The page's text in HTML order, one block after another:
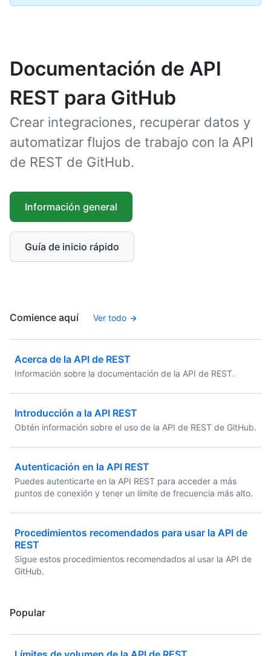
Documentación de API
REST para GitHub
Crear integraciones, recuperar datos y
automatizar flujos de trabajo con la API
de REST de GitHub.
Información general
Guía de inicio rápido
Comience aquí Ver todo
Acerca de la API de REST
Información sobre la documentación de la API de REST.
Introducción a la API REST
Obtén información sobre el uso de la API de REST de GitHub.
Autenticación en la API REST
Puedes autenticarte en la API REST para acceder a más
puntos de conexión y tener un límite de frecuencia más alto.
Procedimientos recomendados para usar la API de
REST
Sigue estos procedimientos recomendados al usar la API de
GitHub.
Popular